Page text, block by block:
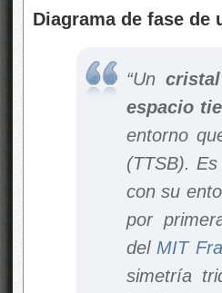
Diagrama de fase de
“Un
espacio
entorno
(TTSB).
con su
por
del MIT
simetría